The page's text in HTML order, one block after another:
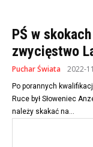
PŚ w
zwycięstwo
Puchar Świata 2022-
Po porannych
Ruce był Słoweniec
należy skakać na...